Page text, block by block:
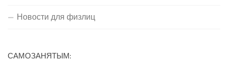
Новости для физлиц
САМОЗАНЯТЫМ: